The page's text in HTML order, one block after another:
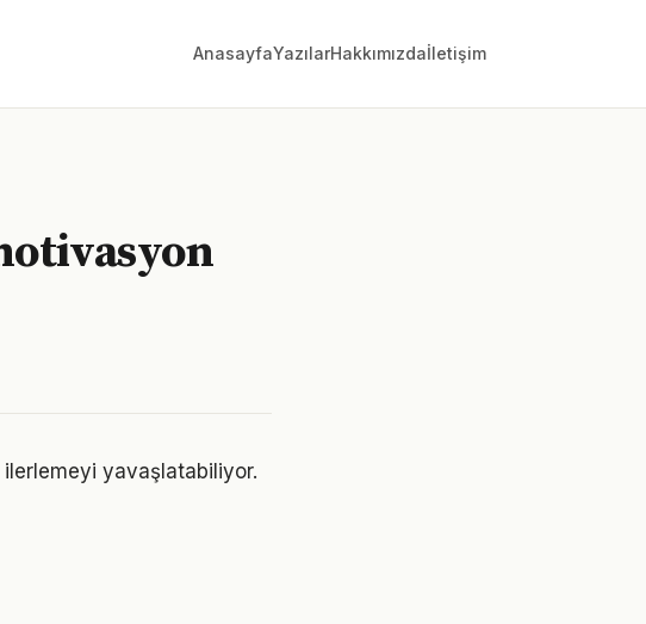
AnasayfaYazılarHakkımızdaİletişim
yavaşlatabiliyor.